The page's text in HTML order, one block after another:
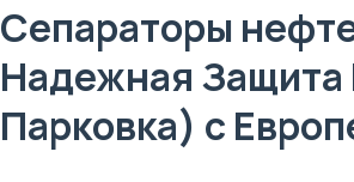
Сепараторы
Надежная
Парковка) с